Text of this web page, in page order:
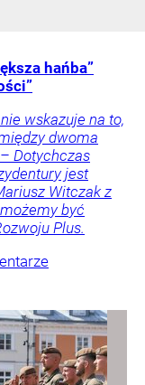
hańba”
wskazuje na to,
dwoma
Dotychczas
jest
Witczak z
być
Plus.